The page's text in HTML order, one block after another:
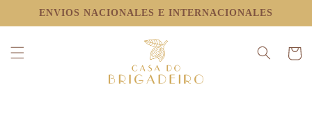
DIRECTAMENTE
AL CONTENIDO
ENVIOS NACIONALES E INTERNACIONALES
Carrito
Políticas de Devoluciones y
Reembolso